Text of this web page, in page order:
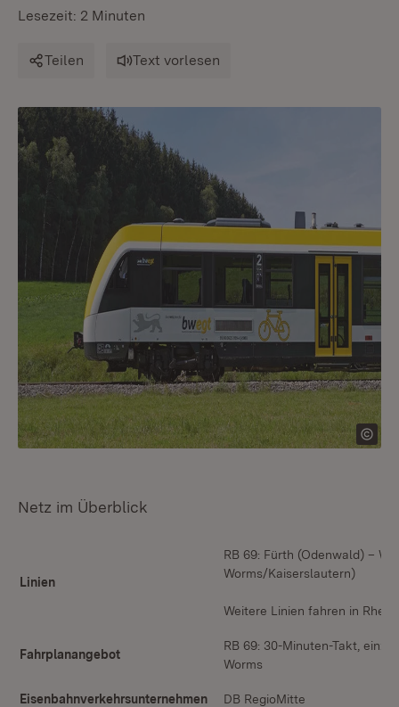
Lesezeit: 2 Minuten
Teilen Text vorlesen
Netz im Überblick
Linien
RB 69: Fürth (Odenwald) –
Worms/Kaiserslautern)
Weitere Linien fahren in
Fahrplanangebot
RB 69: 30-Minuten-Takt,
Worms
Eisenbahnverkehrsunternehmen DB RegioMitte